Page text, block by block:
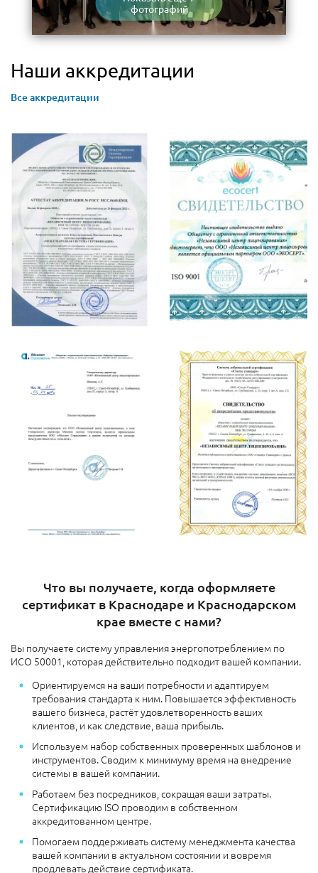
фотографий
Наши аккредитации
Все аккредитации
Что вы получаете, когда оформляете
сертификат в Краснодаре и Краснодарском
крае вместе с нами?
Вы получаете систему управления энергопотреблением по
ИСО 50001, которая действительно подходит вашей компании.
Ориентируемся на ваши потребности и адаптируем
требования стандарта к ним. Повышается эффективность
вашего бизнеса, растёт удовлетворенность ваших
клиентов, и как следствие, ваша прибыль.
Используем набор собственных проверенных шаблонов и
инструментов. Сводим к минимуму время на внедрение
системы в вашей компании.
Работаем без посредников, сокращая ваши затраты.
Сертификацию ISO проводим в собственном
аккредитованном центре.
Помогаем поддерживать систему менеджмента качества
вашей компании в актуальном состоянии и вовремя
продлевать действие сертификата.